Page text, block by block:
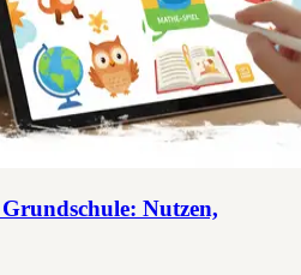
Nutzen,